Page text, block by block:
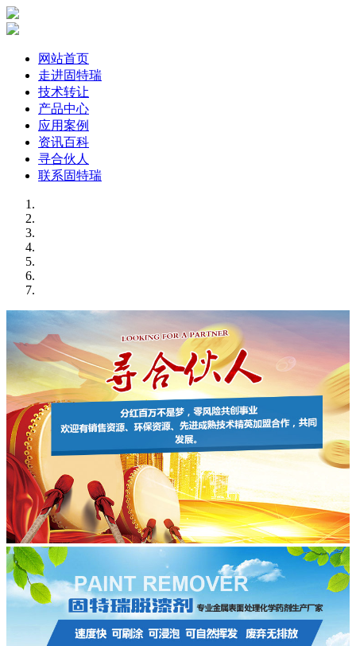
网站首页
走进固特瑞
技术转让
产品中心
应用案例
资讯百科
寻合伙人
联系固特瑞